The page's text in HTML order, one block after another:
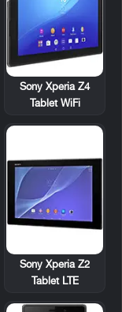
Sony Xperia Z4
Tablet WiFi
Sony Xperia Z2
Tablet LTE